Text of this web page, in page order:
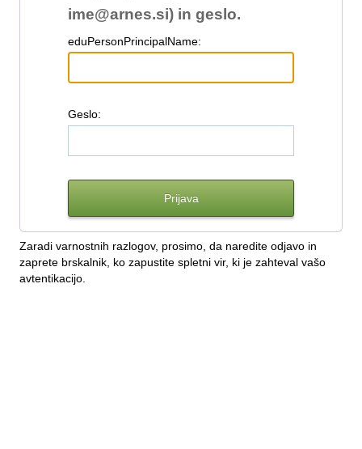
ime@arnes.si) in geslo.
eduPersonPrincipalName:
Geslo:
Zaradi varnostnih razlogov, prosimo, da naredite odjavo in
zaprete brskalnik, ko zapustite spletni vir, ki je zahteval vašo
avtentikacijo.